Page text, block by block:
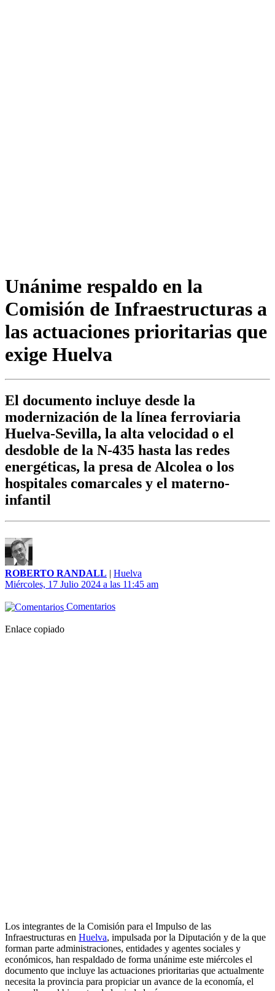
Unánime respaldo en la
Comisión de Infraestructuras a
las actuaciones prioritarias que
exige Huelva
El documento incluye desde la
modernización de la línea ferroviaria
Huelva-Sevilla, la alta velocidad o el
desdoble de la N-435 hasta las redes
energéticas, la presa de Alcolea o los
hospitales comarcales y el materno-
infantil
ROBERTO RANDALL | Huelva
Miércoles, 17 Julio 2024 a las 11:45 am
Comentarios
Enlace copiado
Los integrantes de la Comisión para el Impulso de las
Infraestructuras en Huelva, impulsada por la Diputación y de la que
forman parte administraciones, entidades y agentes sociales y
económicos, han respaldado de forma unánime este miércoles el
documento que incluye las actuaciones prioritarias que actualmente
necesita la provincia para propiciar un avance de la economía, el